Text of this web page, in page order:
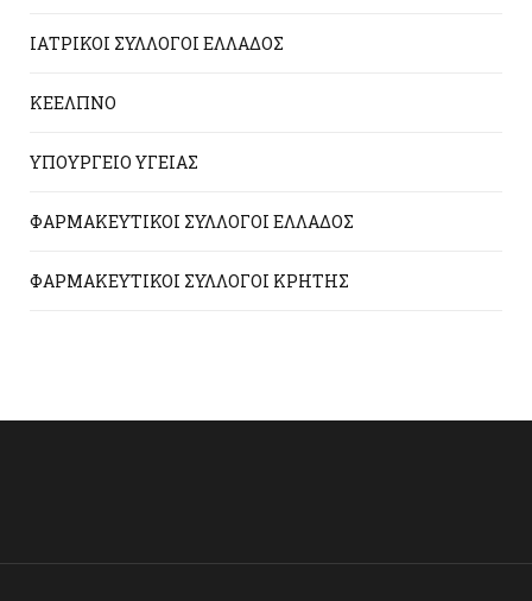
ΙΑΤΡΙΚΟΙ ΣΥΛΛΟΓΟΙ ΕΛΛΑΔΟΣ
ΚΕΕΛΠΝΟ
ΥΠΟΥΡΓΕΙΟ ΥΓΕΙΑΣ
ΦΑΡΜΑΚΕΥΤΙΚΟΙ ΣΥΛΛΟΓΟΙ ΕΛΛΑΔΟΣ
ΦΑΡΜΑΚΕΥΤΙΚΟΙ ΣΥΛΛΟΓΟΙ ΚΡΗΤΗΣ